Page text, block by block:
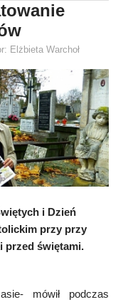
Elżbieta Warchoł
i Dzień
przy przy
przed świętami.
mówił podczas